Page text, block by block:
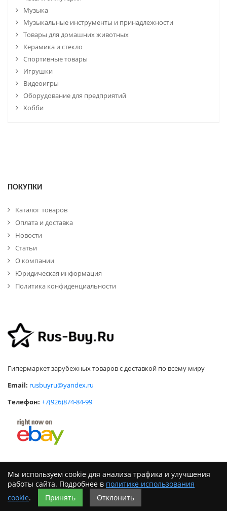
Музыка
Музыкальные инструменты и принадлежности
Товары для домашних животных
Керамика и стекло
Спортивные товары
Игрушки
Видеоигры
Оборудование для предприятий
Хобби
ПОКУПКИ
Каталог товаров
Оплата и доставка
Новости
Статьи
О компании
Юридическая информация
Политика конфиденциальности
Гипермаркет зарубежных товаров с доставкой по всему миру
Email: rusbuyru@yandex.ru
Телефон: +7(926)874-84-99
© Rus-Buy.RU 2026
Мы используем cookie для анализа трафика и улучшения
работы сайта. Подробнее в политике использования
cookie. Принять Отклонить